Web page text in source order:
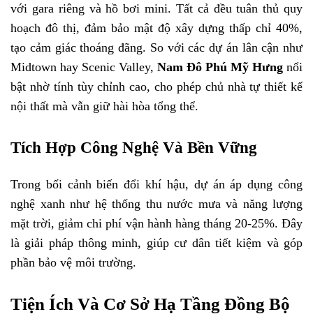
với gara riêng và hồ bơi mini. Tất cả đều tuân thủ quy
hoạch đô thị, đảm bảo mật độ xây dựng thấp chỉ 40%,
tạo cảm giác thoáng đãng. So với các dự án lân cận như
Midtown hay Scenic Valley, Nam Đô Phú Mỹ Hưng nổi
bật nhờ tính tùy chỉnh cao, cho phép chủ nhà tự thiết kế
nội thất mà vẫn giữ hài hòa tổng thể.
Tích Hợp Công Nghệ Và Bền Vững
Trong bối cảnh biến đổi khí hậu, dự án áp dụng công
nghệ xanh như hệ thống thu nước mưa và năng lượng
mặt trời, giảm chi phí vận hành hàng tháng 20-25%. Đây
là giải pháp thông minh, giúp cư dân tiết kiệm và góp
phần bảo vệ môi trường.
Tiện Ích Và Cơ Sở Hạ Tầng Đồng Bộ